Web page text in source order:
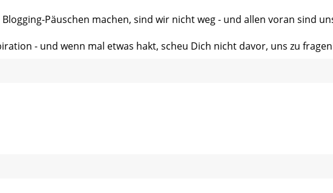
Päuschen machen, sind wir nicht weg - und allen voran sind
- und wenn mal etwas hakt, scheu Dich nicht davor, uns zu